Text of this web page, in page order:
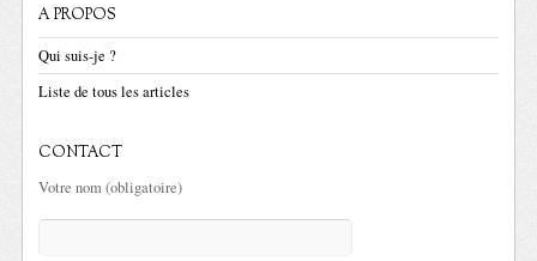
A PROPOS
Qui suis-je ?
Liste de tous les articles
CONTACT
Votre nom (obligatoire)